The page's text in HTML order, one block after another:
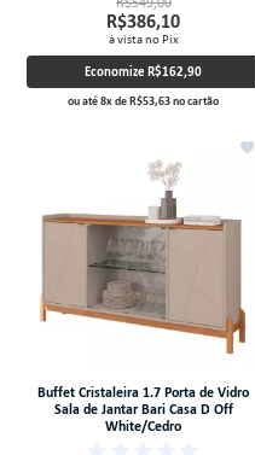
R$386,10
à vista no Pix
EconomizeR$162,90
ou até8xdeR$53,63no cartão
Buffet Cristaleira 1.7 Porta de Vidro
Sala de Jantar Bari Casa D Off
White/Cedro